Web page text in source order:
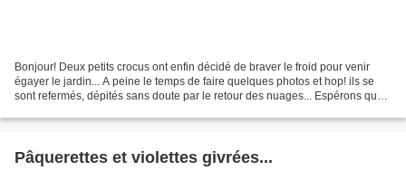
Bonjour! Deux petits crocus ont enfin décidé de braver le froid pour venir
égayer le jardin... A peine le temps de faire quelques photos et hop! ils se
sont refermés, dépités sans doute par le retour des nuages... Espérons que
Pâquerettes et violettes givrées...